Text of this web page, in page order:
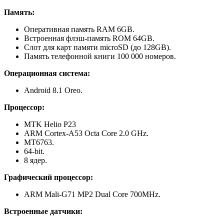
Память:
Оперативная память RAM 6GB.
Встроенная флэш-память ROM 64GB.
Слот для карт памяти microSD (до 128GB).
Память телефонной книги 100 000 номеров.
Операционная система:
Android 8.1 Oreo.
Процессор:
MTK Helio P23
ARM Cortex-A53 Octa Core 2.0 GHz.
MT6763.
64-bit.
8 ядер.
Графический процессор:
ARM Mali-G71 MP2 Dual Core 700MHz.
Встроенные датчики: